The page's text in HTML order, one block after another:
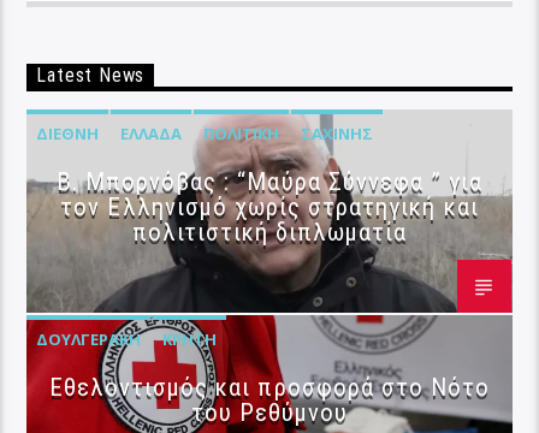
Latest News
ΔΙΕΘΝΉ ΕΛΛΆΔΑ ΠΟΛΙΤΙΚΉ ΣΑΧΊΝΗΣ
B. Μπορνόβας : “Μαύρα Σύννεφα ” για
τον Ελληνισμό χωρίς στρατηγική και
πολιτιστική διπλωματία
ΔΟΥΛΓΕΡΆΚΗ ΚΡΉΤΗ
Εθελοντισμός και προσφορά στο Νότο
του Ρεθύμνου